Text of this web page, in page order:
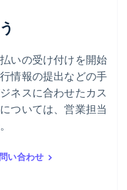
いの受け付けを開始
情報の提出などの手
ネスに合わせたカス
ついては、営業担当
い合わせ